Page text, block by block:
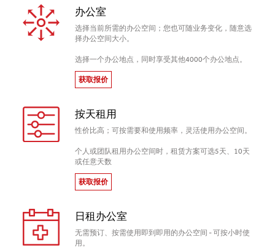
办公室
选择当前所需的办公空间；您也可随业务变化，随意选
择办公空间大小。
选择一个办公地点，同时享受其他4000个办公地点。
获取报价
按天租用
性价比高；可按需要和使用频率，灵活使用办公空间。
个人或团队租用办公空间时，租赁方案可选5天、10天
或任意天数
获取报价
日租办公室
无需预订、按需使用即到即用的办公空间 - 可按小时使
用。